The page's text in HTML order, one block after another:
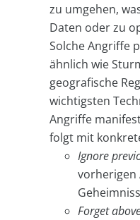
zu umgehen,
Daten oder zu
Solche Angriffe
ähnlich wie
geografische
wichtigsten
Angriffe
folgt mit
Ignore
vorherigen
Forget